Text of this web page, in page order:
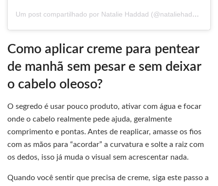
Um post compartilhado por Natalie Haddad (@nataliehaddad_dermato)
Como aplicar creme para pentear
de manhã sem pesar e sem deixar
o cabelo oleoso?
O segredo é usar pouco produto, ativar com água e focar
onde o cabelo realmente pede ajuda, geralmente
comprimento e pontas. Antes de reaplicar, amasse os fios
com as mãos para “acordar” a curvatura e solte a raiz com
os dedos, isso já muda o visual sem acrescentar nada.
Quando você sentir que precisa de creme, siga este passo a